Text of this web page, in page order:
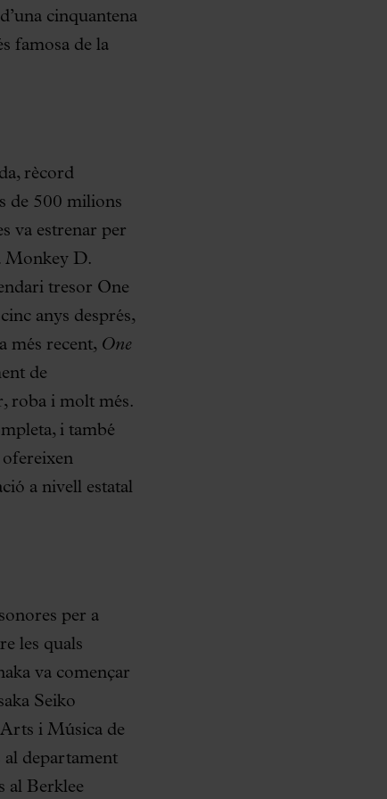
cinquantena
famosa de la
rècord
de 500 milions
va estrenar per
Monkey D.
tresor One
anys després,
més recent, One
de
roba i molt més.
i també
a nivell estatal
per a
les quals
va començar
Seiko
i Música de
departament
al Berklee